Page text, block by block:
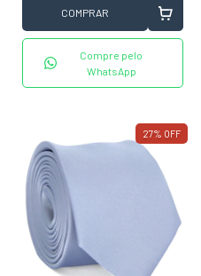
COMPRAR
Compre pelo
WhatsApp
27% OFF